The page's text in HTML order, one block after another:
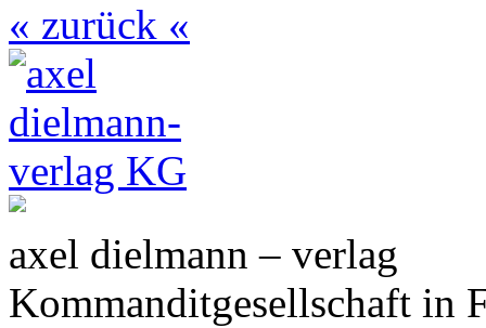
« zurück «
axel dielmann – verlag
Kommanditgesellschaft in